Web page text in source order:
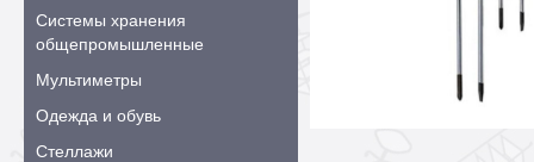
Системы хранения
общепромышленные
Мультиметры
Одежда и обувь
Стеллажи